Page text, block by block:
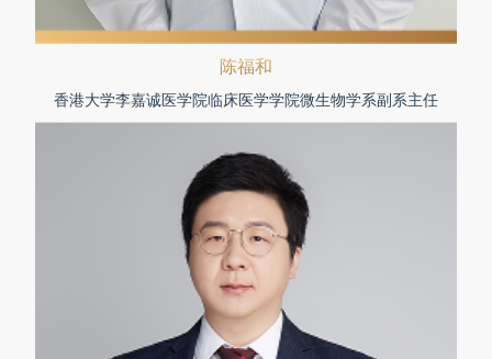
陈福和
香港大学李嘉诚医学院临床医学学院微生物学系副系主任